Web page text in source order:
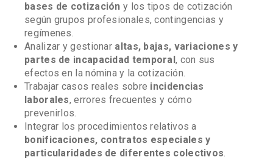
bases de cotización y los tipos de cotización
según grupos profesionales, contingencias y
regímenes.
Analizar y gestionar altas, bajas, variaciones y
partes de incapacidad temporal, con sus
efectos en la nómina y la cotización.
Trabajar casos reales sobre incidencias
laborales, errores frecuentes y cómo
prevenirlos.
Integrar los procedimientos relativos a
bonificaciones, contratos especiales y
particularidades de diferentes colectivos.